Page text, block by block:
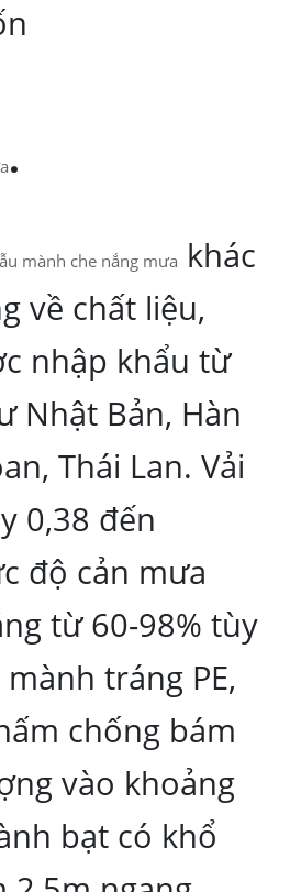
.
mành che nắng mưa khác
về chất liệu,
nhập khẩu từ
Nhật Bản, Hàn
Thái Lan. Vải
0,38 đến
độ cản mưa
từ 60-98% tùy
tráng PE,
chống bám
vào khoảng
bạt có khổ